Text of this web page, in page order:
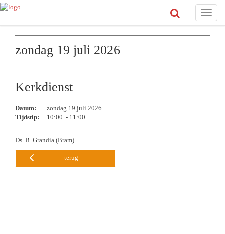
Toggle
zondag 19 juli 2026
Kerkdienst
Datum:
zondag 19 juli 2026
Tijdstip:
10:00 - 11:00
Ds. B. Grandia (Bram)
terug